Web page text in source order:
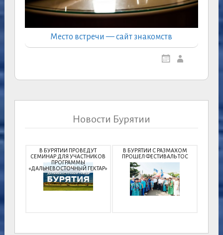
Место встречи — сайт знакомств
Новости Бурятии
В БУРЯТИИ ПРОВЕДУТ
СЕМИНАР ДЛЯ УЧАСТНИКОВ
ПРОГРАММЫ
«ДАЛЬНЕВОСТОЧНЫЙ ГЕКТАР»
В БУРЯТИИ С РАЗМАХОМ
ПРОШЕЛ ФЕСТИВАЛЬ ТОС